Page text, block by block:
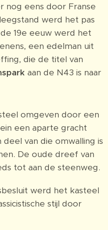
nog eens door Franse
werd het pas
19e eeuw werd het
een edelman uit
die de titel van
aan de N43 is naar
omgeven door een
een aparte gracht
van die omwalling is
De oude dreef van
tot aan de steenweg.
werd het kasteel
stijl door